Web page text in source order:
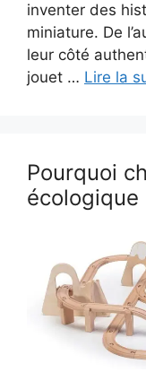
inventer des
miniature. De
leur côté
jouet … Lire la
Pourquoi